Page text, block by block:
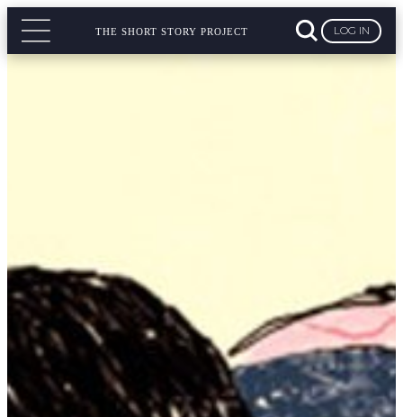
THE SHORT STORY PROJECT LOG IN